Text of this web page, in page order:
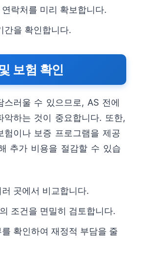
락처를 미리 확보합니다.
간을 확인합니다.
보험 확인
스러울 수 있으므로, AS 전에
악하는 것이 중요합니다. 또한,
험이나 보증 프로그램을 제공
추가 비용을 절감할 수 있습
곳에서 비교합니다.
조건을 면밀히 검토합니다.
확인하여 재정적 부담을 줄